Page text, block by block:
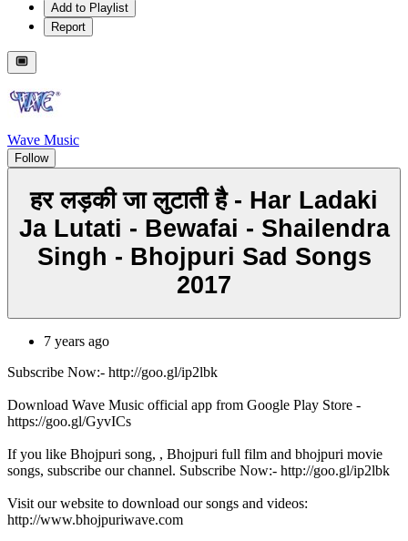
Add to Playlist
Report
Wave Music
Follow
हर लड़की जा लुटाती है - Har Ladaki
Ja Lutati - Bewafai - Shailendra
Singh - Bhojpuri Sad Songs
2017
7 years ago
Subscribe Now:- http://goo.gl/ip2lbk
Download Wave Music official app from Google Play Store -
https://goo.gl/GyvICs
If you like Bhojpuri song, , Bhojpuri full film and bhojpuri movie
songs, subscribe our channel. Subscribe Now:- http://goo.gl/ip2lbk
Visit our website to download our songs and videos:
http://www.bhojpuriwave.com